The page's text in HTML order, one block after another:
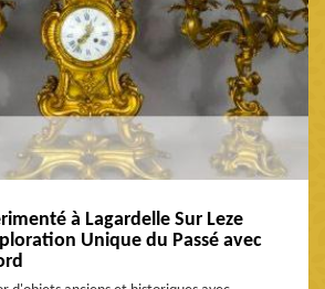
à Lagardelle Sur Leze
Unique du Passé avec